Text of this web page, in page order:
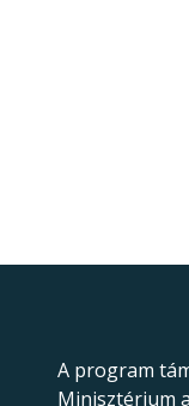
A program
Minisztérium